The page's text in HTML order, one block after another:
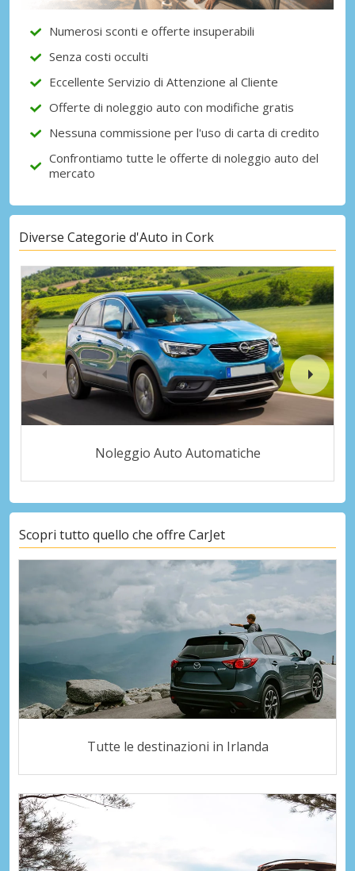
Numerosi sconti e offerte insuperabili
Senza costi occulti
Eccellente Servizio di Attenzione al Cliente
Offerte di noleggio auto con modifiche gratis
Nessuna commissione per l'uso di carta di credito
Confrontiamo tutte le offerte di noleggio auto del
mercato
Diverse Categorie d'Auto in Cork
Noleggio Auto Automatiche
Scopri tutto quello che offre CarJet
Tutte le destinazioni in Irlanda